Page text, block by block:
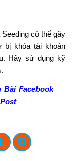
có thể gây
bị khóa tài khoản
Hãy sử dụng kỹ
Bài Facebook